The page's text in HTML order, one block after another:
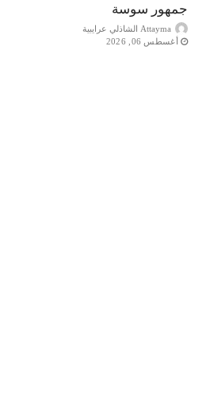
جمهور سوسة
Attayma الشاذلي عرايبية
أغسطس 06, 2026